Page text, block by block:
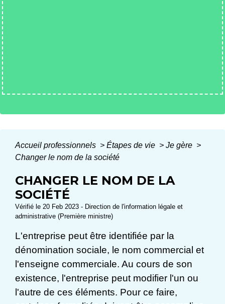
Accueil professionnels > Étapes de vie > Je gère >
Changer le nom de la société
CHANGER LE NOM DE LA
SOCIÉTÉ
Vérifié le 20 Feb 2023 - Direction de l'information légale et
administrative (Première ministre)
L'entreprise peut être identifiée par la
dénomination sociale, le nom commercial et
l'enseigne commerciale. Au cours de son
existence, l'entreprise peut modifier l'un ou
l'autre de ces éléments. Pour ce faire,